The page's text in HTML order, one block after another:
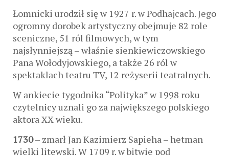
Łomnicki urodził się w 1927 r. w Podhajcach. Jego
ogromny dorobek artystyczny obejmuje 82 role
sceniczne, 51 ról filmowych, w tym
najsłynniejszą – właśnie sienkiewiczowskiego
Pana Wołodyjowskiego, a także 26 ról w
spektaklach teatru TV, 12 reżyserii teatralnych.
W ankiecie tygodnika “Polityka” w 1998 roku
czytelnicy uznali go za największego polskiego
aktora XX wieku.
1730– zmarł Jan Kazimierz Sapieha – hetman
wielki litewski. W 1709 r. w bitwie pod